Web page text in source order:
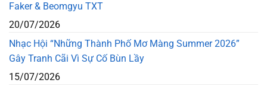
Faker & Beomgyu TXT
20/07/2026
Nhạc Hội “Những Thành Phố Mơ Màng Summer 2026”
Gây Tranh Cãi Vì Sự Cố Bùn Lầy
15/07/2026